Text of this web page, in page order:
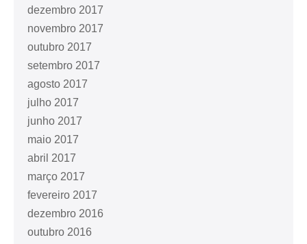
dezembro 2017
novembro 2017
outubro 2017
setembro 2017
agosto 2017
julho 2017
junho 2017
maio 2017
abril 2017
março 2017
fevereiro 2017
dezembro 2016
outubro 2016